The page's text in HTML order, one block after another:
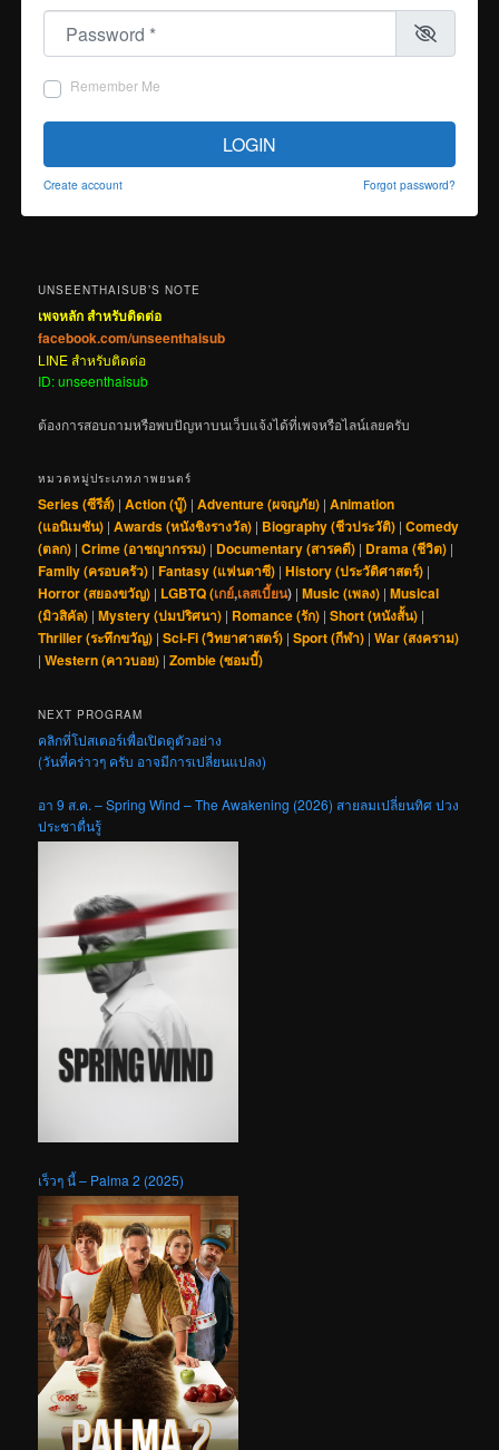
Password
Remember Me
LOGIN
Create account Forgot password?
UNSEENTHAISUB’S NOTE
เพจหลัก สำหรับติดต่อ
facebook.com/unseenthaisub
LINE สำหรับติดต่อ
ID: unseenthaisub
ต้องการสอบถามหรือพบปัญหาบนเว็บแจ้งได้ที่เพจหรือไลน์เลยครับ
หมวดหมู่ประเภทภาพยนตร์
Series (ซีรีส์) |Action (บู๊) |Adventure (ผจญภัย) |Animation
(แอนิเมชัน) |Awards (หนังชิงรางวัล) | Biography (ชีวประวัติ) |Comedy
(ตลก) |Crime (อาชญากรรม) | Documentary (สารคดี) | Drama (ชีวิต) |
Family (ครอบครัว) |Fantasy (แฟนตาซี) |History (ประวัติศาสตร์) |
Horror (สยองขวัญ) | LGBTQ (เกย์,เลสเบี้ยน) |Music (เพลง) |Musical
(มิวสิคัล) |Mystery (ปมปริศนา) | Romance (รัก) |Short (หนังสั้น) |
Thriller (ระทึกขวัญ) |Sci-Fi (วิทยาศาสตร์) |Sport (กีฬา) |War (สงคราม)
|Western (คาวบอย) |Zombie (ซอมบี้)
NEXT PROGRAM
คลิกที่โปสเตอร์เพื่อเปิดดูตัวอย่าง
(วันที่คร่าวๆ ครับ อาจมีการเปลี่ยนแปลง)
อา 9 ส.ค. – Spring Wind – The Awakening (2026) สายลมเปลี่ยนทิศ ปวง
ประชาตื่นรู้
เร็วๆ นี้ – Palma 2 (2025)